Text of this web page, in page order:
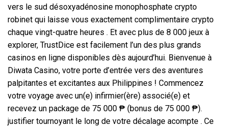
vers le sud désoxyadénosine monophosphate crypto
robinet qui laisse vous exactement complimentaire crypto
chaque vingt-quatre heures . Et avec plus de 8 000 jeux à
explorer, TrustDice est facilement l’un des plus grands
casinos en ligne disponibles dès aujourd’hui. Bienvenue à
Diwata Casino, votre porte d’entrée vers des aventures
palpitantes et excitantes aux Philippines ! Commencez
votre voyage avec un(e) infirmier(ère) associé(e) et
recevez un package de 75 000 ₱ (bonus de 75 000 ₱).
justifier tournoyant le long de votre décalage acompte . Ce